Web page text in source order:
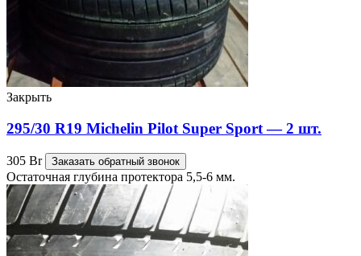
Закрыть
295/30 R19 Michelin Pilot Super Sport — 2 шт.
305 Br Заказать обратный звонок
Остаточная глубина протектора 5,5-6 мм.